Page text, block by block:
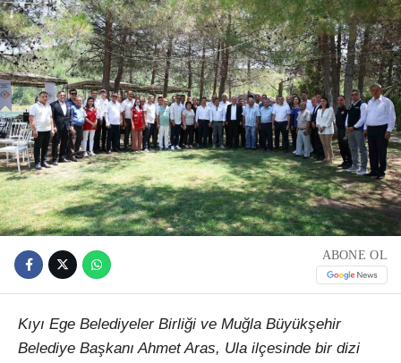
ABONE OL
Kıyı Ege Belediyeler Birliği ve Muğla Büyükşehir
Belediye Başkanı Ahmet Aras, Ula ilçesinde bir dizi